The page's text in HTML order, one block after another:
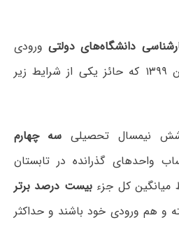
دانشگاه‌های دولتی ورودی
مهر ۱۴۰۰، بهمن۱۴۰۰ و بهمن ۱۳۹۹ که حائز یکی از شرایط زیر
سه چهارم
واحدهای گذرانده در تابستان
بیست درصد برتر
و هم ورودی خود باشند و حداکثر